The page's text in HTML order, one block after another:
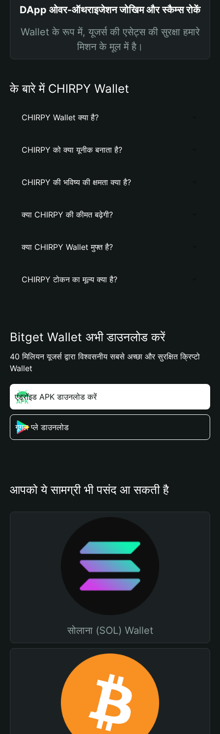
DApp ओवर-ऑथराइजेशन जोखिम और स्कैम्स रोकें
Wallet के रूप में, यूजर्स की एसेट्स की सुरक्षा हमारे
मिशन के मूल में है।
के बारे में CHIRPY Wallet
CHIRPY Wallet क्या है?
CHIRPY को क्या यूनीक बनाता है?
CHIRPY की भविष्य की क्षमता क्या है?
क्या CHIRPY की कीमत बढ़ेगी?
क्या CHIRPY Wallet मुफ्त है?
CHIRPY टोकन का मूल्य क्या है?
Bitget Wallet अभी डाउनलोड करें
40 मिलियन यूजर्स द्वारा विश्वसनीय सबसे अच्छा और सुरक्षित क्रिप्टो
Wallet
एंड्रॉइड APK डाउनलोड करें
गूगल प्ले डाउनलोड
आपको ये सामग्री भी पसंद आ सकती है
सोलाना (SOL) Wallet